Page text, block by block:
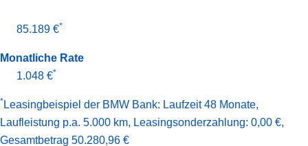
85.189 €*
Monatliche Rate
1.048 €*
* Leasingbeispiel der BMW Bank: Laufzeit 48 Monate,
Laufleistung p.a. 5.000 km, Leasingsonderzahlung: 0,00 €,
Gesamt­betrag 50.280,96 €